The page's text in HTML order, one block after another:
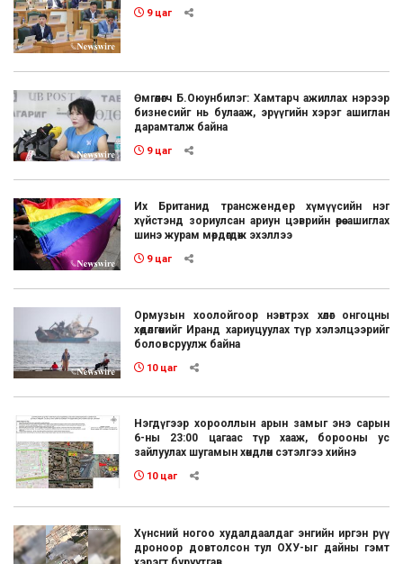
9 цаг
Өмгөөлөгч Б.Оюунбилэг: Хамтарч ажиллах нэрээр
бизнесийг нь булааж, эрүүгийн хэрэг ашиглан
дарамталж байна
9 цаг
Их Британид трансжендер хүмүүсийн нэг
хүйстэнд зориулсан ариун цэврийн өрөө ашиглах
шинэ журам мөрдөгдөж эхэллээ
9 цаг
Ормузын хоолойгоор нэвтрэх хөлөг онгоцны
хөдөлгөөнийг Иранд хариуцуулах түр хэлэлцээрийг
боловсруулж байна
10 цаг
Нэгдүгээр хорооллын арын замыг энэ сарын
6-ны 23:00 цагаас түр хааж, борооны ус
зайлуулах шугамын хөндлөн сэтэлгээ хийнэ
10 цаг
Хүнсний ногоо худалдаалдаг энгийн иргэн рүү
дроноор довтолсон тул ОХУ-ыг дайны гэмт